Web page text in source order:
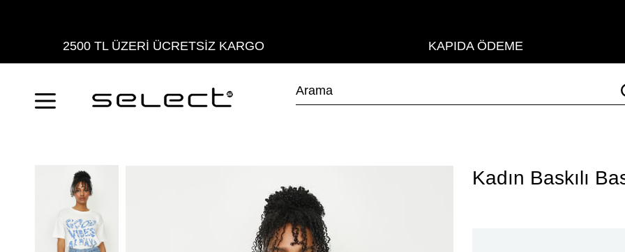
2500 TL ÜZERİ ÜCRETSİZ KARGO KAPIDA ÖDEME
Kadın Baskılı